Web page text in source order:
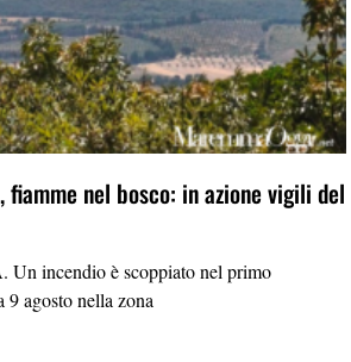
fiamme nel bosco: in azione vigili del
incendio è scoppiato nel primo
agosto nella zona